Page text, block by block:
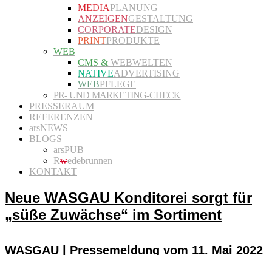
MEDIAPLANUNG
ANZEIGENGESTALTUNG
CORPORATEDESIGN
PRINTPRODUKTE
WEB
CMS & WEBWELTEN
NATIVEADVERTISING
WEBPFLEGE
PR- UND MARKETING-CHECK
PRESSERAUM
REFERENZEN
arsNEWS
BLOGS
arsPUB
Rwedebrunnen
KONTAKT
Neue WASGAU Konditorei sorgt für
„süße Zuwächse“ im Sortiment
WASGAU | Pressemeldung vom 11. Mai 2022